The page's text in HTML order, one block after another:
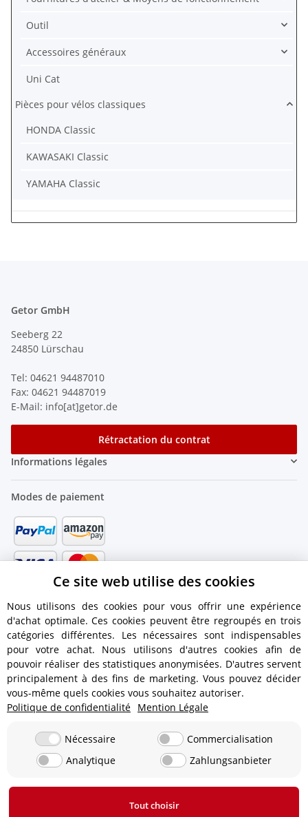
Outil
Accessoires généraux
Uni Cat
Pièces pour vélos classiques
HONDA Classic
KAWASAKI Classic
YAMAHA Classic
Getor GmbH
Seeberg 22
24850 Lürschau
Tel: 04621 94487010
Fax: 04621 94487019
E-Mail: info[at]getor.de
Rétractation du contrat
Informations légales
Modes de paiement
Informations dexpédition
commande de 450 € !
Ce site web utilise des cookies
Nous utilisons des cookies pour vous offrir une expérience
d'achat optimale. Ces cookies peuvent être regroupés en trois
catégories différentes. Les nécessaires sont indispensables
pour votre achat. Nous utilisons d'autres cookies afin de
pouvoir réaliser des statistiques anonymisées. D'autres servent
principalement à des fins de marketing. Vous pouvez décider
vous-même quels cookies vous souhaitez autoriser.
Politique de confidentialité Mention Légale
Nécessaire
Commercialisation
Analytique
Zahlungsanbieter
Tout choisir